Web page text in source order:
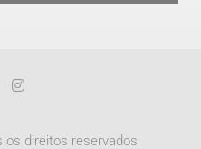
os direitos reservados